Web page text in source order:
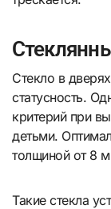
Стекло в
статусность.
критерий при
детьми.
толщиной от 8
Такие стекла